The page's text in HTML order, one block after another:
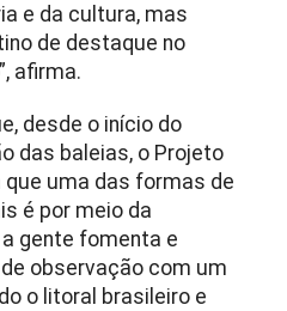
e da cultura, mas
de destaque no
afirma.
desde o início do
das baleias, o Projeto
uma das formas de
é por meio da
gente fomenta e
observação com um
o litoral brasileiro e